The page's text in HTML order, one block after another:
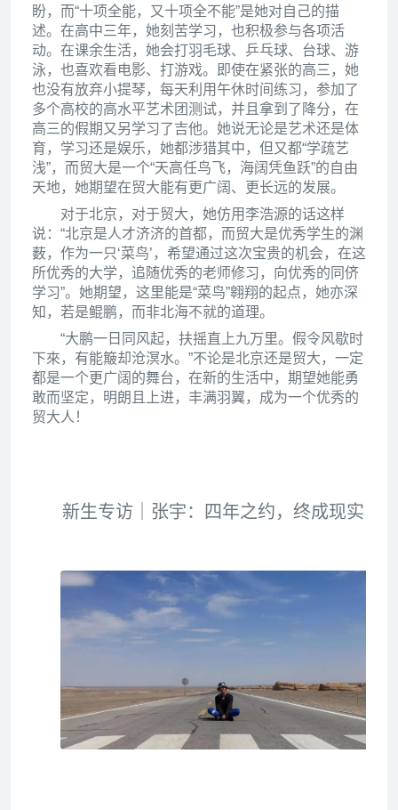
盼，而“十项全能，又十项全不能”是她对自己的描
述。在高中三年，她刻苦学习，也积极参与各项活
动。在课余生活，她会打羽毛球、乒乓球、台球、游
泳，也喜欢看电影、打游戏。即使在紧张的高三，她
也没有放弃小提琴，每天利用午休时间练习，参加了
多个高校的高水平艺术团测试，并且拿到了降分，在
高三的假期又另学习了吉他。她说无论是艺术还是体
育，学习还是娱乐，她都涉猎其中，但又都“学疏艺
浅”，而贸大是一个“天高任鸟飞，海阔凭鱼跃”的自由
天地，她期望在贸大能有更广阔、更长远的发展。
对于北京，对于贸大，她仿用李浩源的话这样
说：“北京是人才济济的首都，而贸大是优秀学生的渊
薮，作为一只‘菜鸟’，希望通过这次宝贵的机会，在这
所优秀的大学，追随优秀的老师修习，向优秀的同侪
学习”。她期望，这里能是“菜鸟”翱翔的起点，她亦深
知，若是鲲鹏，而非北海不就的道理。
“大鹏一日同风起，扶摇直上九万里。假令风歇时
下來，有能簸却沧溟水。”不论是北京还是贸大，一定
都是一个更广阔的舞台，在新的生活中，期望她能勇
敢而坚定，明朗且上进，丰满羽翼，成为一个优秀的
贸大人！
新生专访｜张宇：四年之约，终成现实